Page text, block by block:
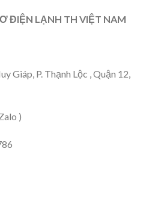
ĐIỆN LẠNH TH VIỆT NAM
Giáp, P. Thạnh Lộc , Quận 12,
)